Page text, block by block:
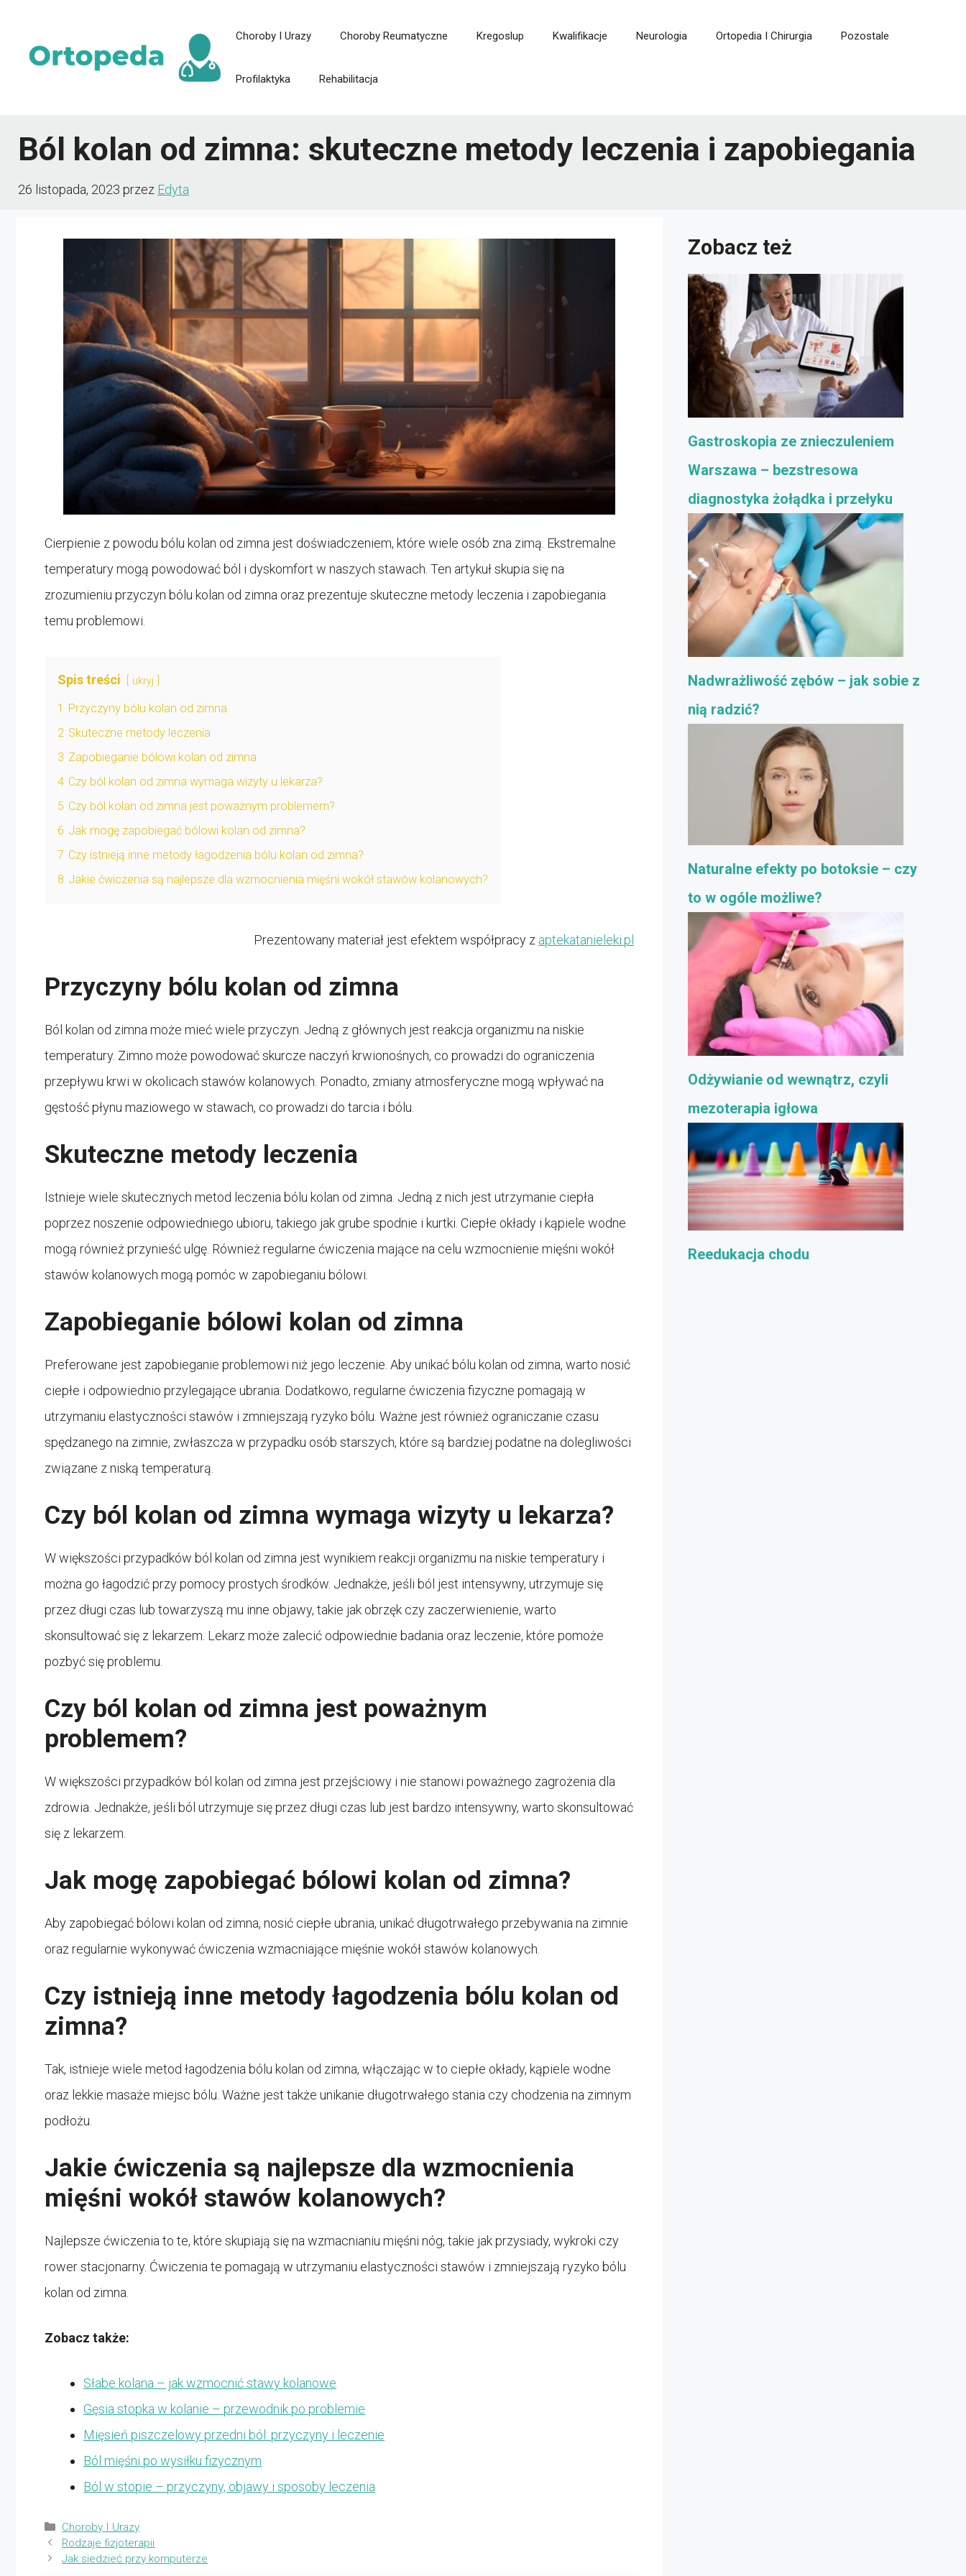
treści
Choroby I Urazy Choroby Reumatyczne Kregoslup Kwalifikacje Neurologia Ortopedia I Chirurgia Pozostale
Profilaktyka Rehabilitacja
Ból kolan od zimna: skuteczne metody leczenia i zapobiegania
26 listopada, 2023 przez Edyta
Cierpienie z powodu bólu kolan od zimna jest doświadczeniem, które wiele osób zna zimą. Ekstremalne
temperatury mogą powodować ból i dyskomfort w naszych stawach. Ten artykuł skupia się na
zrozumieniu przyczyn bólu kolan od zimna oraz prezentuje skuteczne metody leczenia i zapobiegania
temu problemowi.
Spis treści ukryj
1 Przyczyny bólu kolan od zimna
2 Skuteczne metody leczenia
3 Zapobieganie bólowi kolan od zimna
4 Czy ból kolan od zimna wymaga wizyty u lekarza?
5 Czy ból kolan od zimna jest poważnym problemem?
6 Jak mogę zapobiegać bólowi kolan od zimna?
7 Czy istnieją inne metody łagodzenia bólu kolan od zimna?
8 Jakie ćwiczenia są najlepsze dla wzmocnienia mięśni wokół stawów kolanowych?
Prezentowany materiał jest efektem współpracy z aptekatanieleki.pl
Przyczyny bólu kolan od zimna
Ból kolan od zimna może mieć wiele przyczyn. Jedną z głównych jest reakcja organizmu na niskie
temperatury. Zimno może powodować skurcze naczyń krwionośnych, co prowadzi do ograniczenia
przepływu krwi w okolicach stawów kolanowych. Ponadto, zmiany atmosferyczne mogą wpływać na
gęstość płynu maziowego w stawach, co prowadzi do tarcia i bólu.
Skuteczne metody leczenia
Istnieje wiele skutecznych metod leczenia bólu kolan od zimna. Jedną z nich jest utrzymanie ciepła
poprzez noszenie odpowiedniego ubioru, takiego jak grube spodnie i kurtki. Ciepłe okłady i kąpiele wodne
mogą również przynieść ulgę. Również regularne ćwiczenia mające na celu wzmocnienie mięśni wokół
stawów kolanowych mogą pomóc w zapobieganiu bólowi.
Zapobieganie bólowi kolan od zimna
Preferowane jest zapobieganie problemowi niż jego leczenie. Aby unikać bólu kolan od zimna, warto nosić
ciepłe i odpowiednio przylegające ubrania. Dodatkowo, regularne ćwiczenia fizyczne pomagają w
utrzymaniu elastyczności stawów i zmniejszają ryzyko bólu. Ważne jest również ograniczanie czasu
spędzanego na zimnie, zwłaszcza w przypadku osób starszych, które są bardziej podatne na dolegliwości
związane z niską temperaturą.
Czy ból kolan od zimna wymaga wizyty u lekarza?
W większości przypadków ból kolan od zimna jest wynikiem reakcji organizmu na niskie temperatury i
można go łagodzić przy pomocy prostych środków. Jednakże, jeśli ból jest intensywny, utrzymuje się
przez długi czas lub towarzyszą mu inne objawy, takie jak obrzęk czy zaczerwienienie, warto
skonsultować się z lekarzem. Lekarz może zalecić odpowiednie badania oraz leczenie, które pomoże
pozbyć się problemu.
Czy ból kolan od zimna jest poważnym
problemem?
W większości przypadków ból kolan od zimna jest przejściowy i nie stanowi poważnego zagrożenia dla
zdrowia. Jednakże, jeśli ból utrzymuje się przez długi czas lub jest bardzo intensywny, warto skonsultować
się z lekarzem.
Jak mogę zapobiegać bólowi kolan od zimna?
Aby zapobiegać bólowi kolan od zimna, nosić ciepłe ubrania, unikać długotrwałego przebywania na zimnie
oraz regularnie wykonywać ćwiczenia wzmacniające mięśnie wokół stawów kolanowych.
Czy istnieją inne metody łagodzenia bólu kolan od
zimna?
Tak, istnieje wiele metod łagodzenia bólu kolan od zimna, włączając w to ciepłe okłady, kąpiele wodne
oraz lekkie masaże miejsc bólu. Ważne jest także unikanie długotrwałego stania czy chodzenia na zimnym
podłożu.
Jakie ćwiczenia są najlepsze dla wzmocnienia
mięśni wokół stawów kolanowych?
Najlepsze ćwiczenia to te, które skupiają się na wzmacnianiu mięśni nóg, takie jak przysiady, wykroki czy
rower stacjonarny. Ćwiczenia te pomagają w utrzymaniu elastyczności stawów i zmniejszają ryzyko bólu
kolan od zimna.
Zobacz także:
Słabe kolana – jak wzmocnić stawy kolanowe
Gęsia stopka w kolanie – przewodnik po problemie
Mięsień piszczelowy przedni ból: przyczyny i leczenie
Ból mięśni po wysiłku fizycznym
Ból w stopie – przyczyny, objawy i sposoby leczenia
Kategorie
Choroby I Urazy
Rodzaje fizjoterapii
Jak siedzieć przy komputerze
Zobacz też
Gastroskopia ze znieczuleniem
Warszawa – bezstresowa
diagnostyka żołądka i przełyku
Nadwrażliwość zębów – jak sobie z
nią radzić?
Naturalne efekty po botoksie – czy
to w ogóle możliwe?
Odżywianie od wewnątrz, czyli
mezoterapia igłowa
Reedukacja chodu